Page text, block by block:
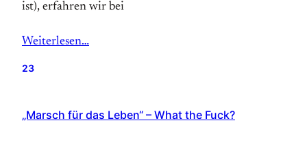
ist), erfahren wir bei
Weiterlesen…
23
„Marsch für das Leben“ – What the Fuck?